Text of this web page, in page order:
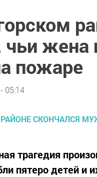
жена
пожаре
05:14
трагедия
пятеро детей и